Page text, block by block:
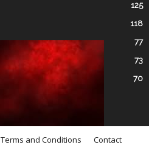
125
118
77
73
70
Terms and Conditions Contact